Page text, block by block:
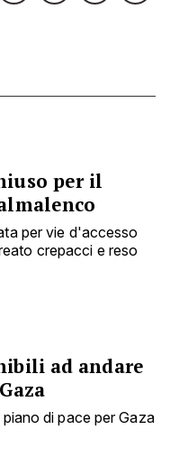
per il
per vie d'accesso
crepacci e reso
ad andare
di pace per Gaza